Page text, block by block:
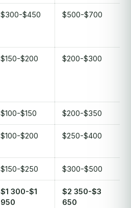
$300-$450 $500-$700
$150-$200 $200-$300
$100-$150 $200-$350
$100-$200 $250-$400
$150-$250 $300-$500
$1 300-$1
950
$2 350-$3
650